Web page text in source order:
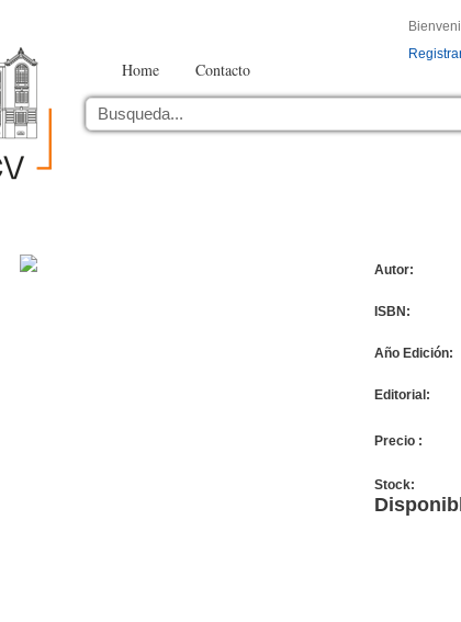
Home Contacto
Autor:
ISBN:
Año Edición:
Editorial:
Precio :
Stock: